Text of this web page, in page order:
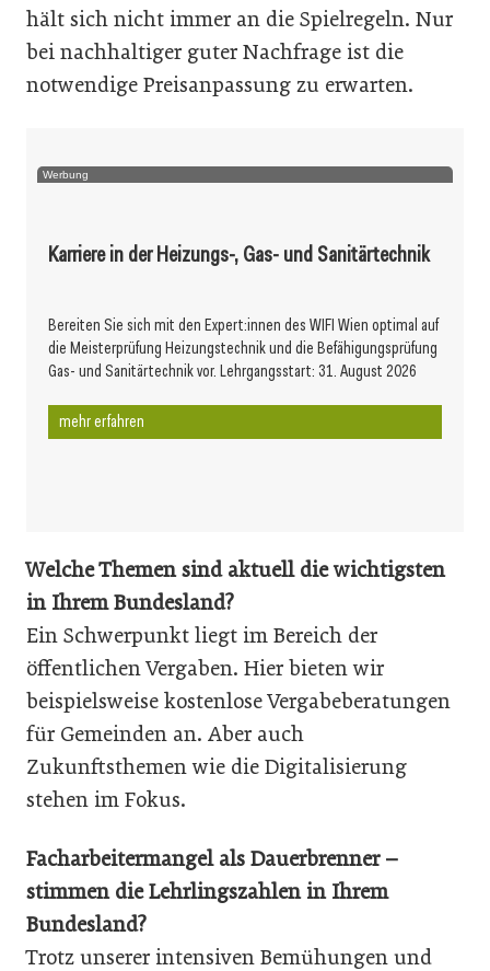
hält sich nicht immer an die Spielregeln. Nur
bei nachhaltiger guter Nachfrage ist die
notwendige Preisanpassung zu erwarten.
Werbung
Karriere in der Heizungs-, Gas- und Sanitärtechnik
Bereiten Sie sich mit den Expert:innen des WIFI Wien optimal auf
die Meisterprüfung Heizungstechnik und die Befähigungsprüfung
Gas- und Sanitärtechnik vor. Lehrgangsstart: 31. August 2026
mehr erfahren
Welche Themen sind aktuell die wichtigsten
in Ihrem Bundesland?
Ein Schwerpunkt liegt im Bereich der
öffentlichen Vergaben. Hier bieten wir
beispielsweise kostenlose Vergabeberatungen
für Gemeinden an. Aber auch
Zukunftsthemen wie die Digitalisierung
stehen im Fokus.
Facharbeitermangel als Dauerbrenner –
stimmen die Lehrlingszahlen in Ihrem
Bundesland?
Trotz unserer intensiven Bemühungen und